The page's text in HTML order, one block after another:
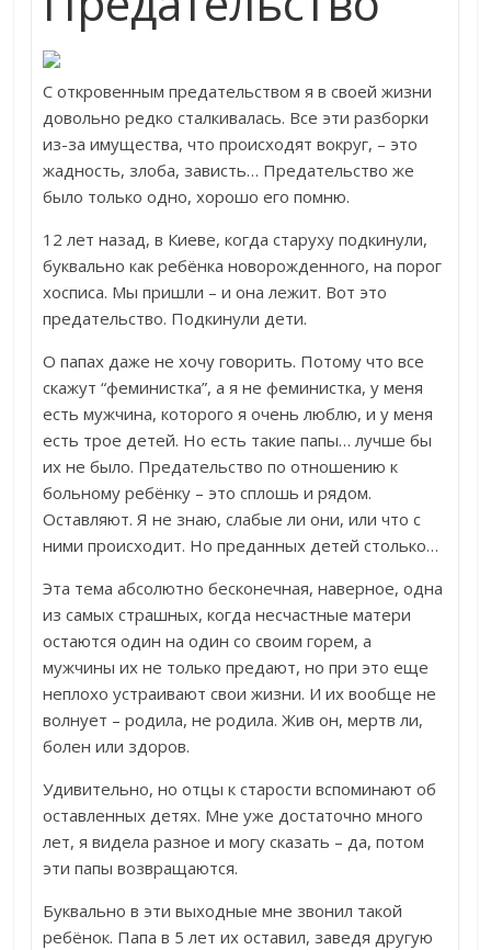
С откровенным предательством я в своей жизни
довольно редко сталкивалась. Все эти разборки
из-за имущества, что происходят вокруг, – это
жадность, злоба, зависть… Предательство же
было только одно, хорошо его помню.
12 лет назад, в Киеве, когда старуху подкинули,
буквально как ребёнка новорожденного, на порог
хосписа. Мы пришли – и она лежит. Вот это
предательство. Подкинули дети.
О папах даже не хочу говорить. Потому что все
скажут “феминистка”, а я не феминистка, у меня
есть мужчина, которого я очень люблю, и у меня
есть трое детей. Но есть такие папы… лучше бы
их не было. Предательство по отношению к
больному ребёнку – это сплошь и рядом.
Оставляют. Я не знаю, слабые ли они, или что с
ними происходит. Но преданных детей столько…
Эта тема абсолютно бесконечная, наверное, одна
из самых страшных, когда несчастные матери
остаются один на один со своим горем, а
мужчины их не только предают, но при это еще
неплохо устраивают свои жизни. И их вообще не
волнует – родила, не родила. Жив он, мертв ли,
болен или здоров.
Удивительно, но отцы к старости вспоминают об
оставленных детях. Мне уже достаточно много
лет, я видела разное и могу сказать – да, потом
эти папы возвращаются.
Буквально в эти выходные мне звонил такой
ребёнок. Папа в 5 лет их оставил, заведя другую